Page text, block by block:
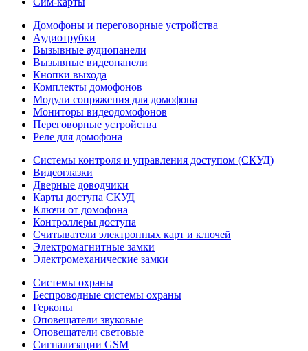
Домофоны и переговорные устройства
Аудиотрубки
Вызывные аудиопанели
Вызывные видеопанели
Кнопки выхода
Комплекты домофонов
Модули сопряжения для домофона
Мониторы видеодомофонов
Переговорные устройства
Реле для домофона
Системы контроля и управления доступом (СКУД)
Видеоглазки
Дверные доводчики
Карты доступа СКУД
Ключи от домофона
Контроллеры доступа
Считыватели электронных карт и ключей
Электромагнитные замки
Электромеханические замки
Системы охраны
Беспроводные системы охраны
Герконы
Оповещатели звуковые
Оповещатели световые
Сигнализации GSM